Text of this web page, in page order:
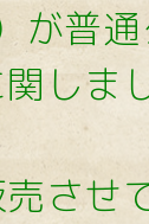
が普
しま
させ